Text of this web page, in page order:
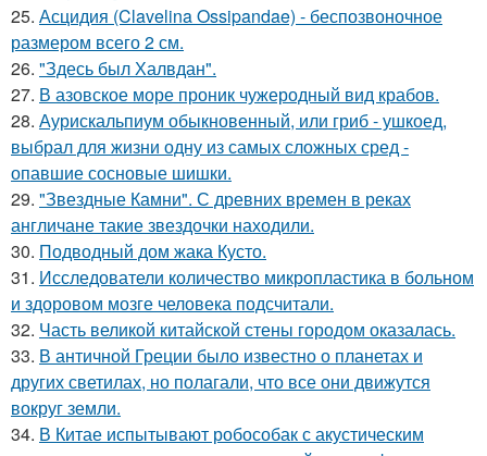
25. Асцидия (Clavelina Ossipandae) - беспозвоночное
размером всего 2 см.
26. "Здесь был Халвдан".
27. В азовское море проник чужеродный вид крабов.
28. Аурискальпиум обыкновенный, или гриб - ушкоед,
выбрал для жизни одну из самых сложных сред -
опавшие сосновые шишки.
29. "Звездные Камни". С древних времен в реках
англичане такие звездочки находили.
30. Подводный дом жака Кусто.
31. Исследователи количество микропластика в больном
и здоровом мозге человека подсчитали.
32. Часть великой китайской стены городом оказалась.
33. В античной Греции было известно о планетах и
других светилах, но полагали, что все они движутся
вокруг земли.
34. В Китае испытывают робособак с акустическим